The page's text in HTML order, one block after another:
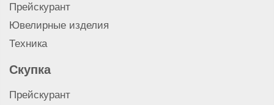
Прейскурант
Ювелирные изделия
Техника
Скупка
Прейскурант